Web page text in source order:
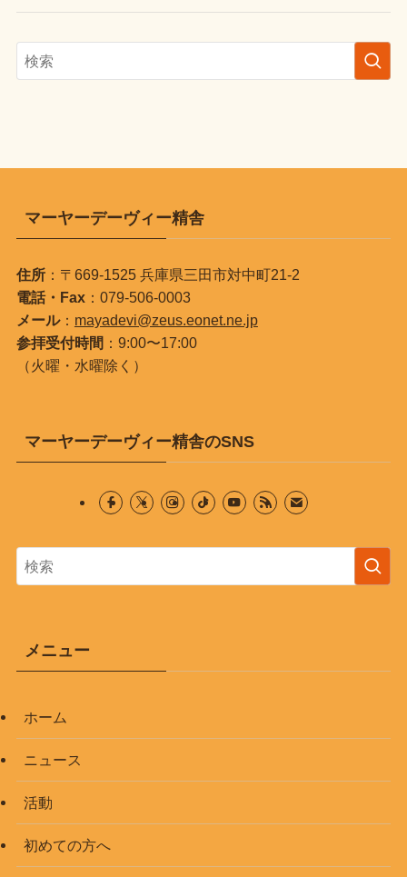
マーヤーデーヴィー精舎
住所：〒669-1525 兵庫県三田市対中町21-2
電話・Fax：079-506-0003
メール： mayadevi@zeus.eonet.ne.jp
参拝受付時間 ：9:00〜17:00
（火曜・水曜除く）
マーヤーデーヴィー精舎のSNS
メニュー
ホーム
ニュース
活動
初めての方へ